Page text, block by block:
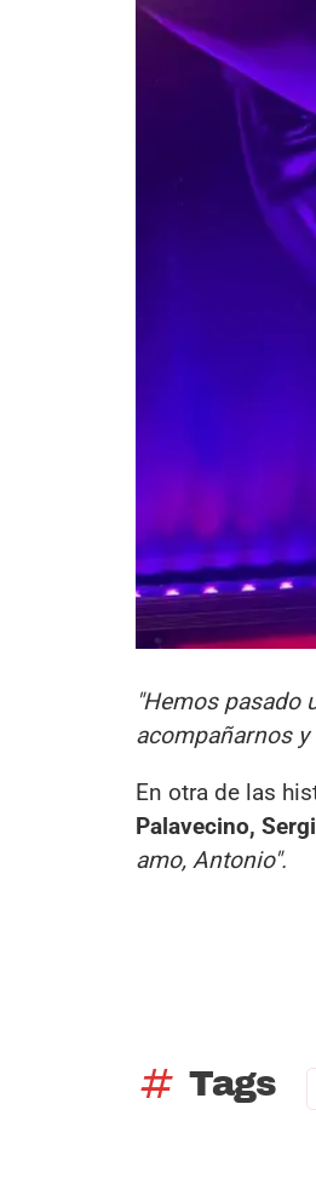
"Hemos pasado
acompañarnos
En otra de las
Palavecino,
amo, Antonio".
tag Tags